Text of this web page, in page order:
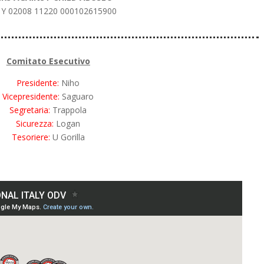
02008 11220 000102615900
Comitato Esecutivo
Presidente: Niho
Vicepresidente: Saguaro
Segretaria: Trappola
Sicurezza: Logan
Tesoriere: U Gorilla